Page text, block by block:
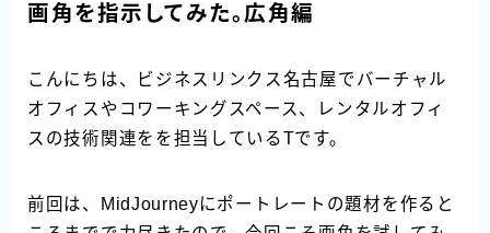
お問い合わせ
ご利用の流れ
画角を指示してみた。広角編
こんにちは、ビジネスリンクス名古屋でバーチャル
オフィスやコワーキングスペース、レンタルオフィ
スの技術関連をを担当しているTです。
前回は、MidJourneyにポートレートの題材を作ると